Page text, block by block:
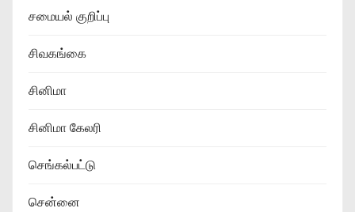
சமையல் குறிப்பு
சிவகங்கை
சினிமா
சினிமா கேலரி
செங்கல்பட்டு
சென்னை